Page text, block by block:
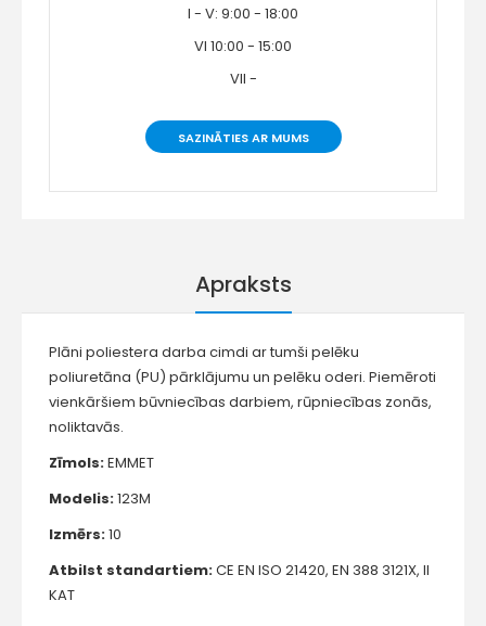
I - V: 9:00 - 18:00
VI 10:00 - 15:00
VII -
SAZINĀTIES AR MUMS
Apraksts
Plāni poliestera darba cimdi ar tumši pelēku
poliuretāna (PU) pārklājumu un pelēku oderi. Piemēroti
vienkāršiem būvniecības darbiem, rūpniecības zonās,
noliktavās.
Zīmols:EMMET
Modelis:123M
Izmērs:10
Atbilst standartiem:CE EN ISO 21420, EN 388 3121X, II
KAT